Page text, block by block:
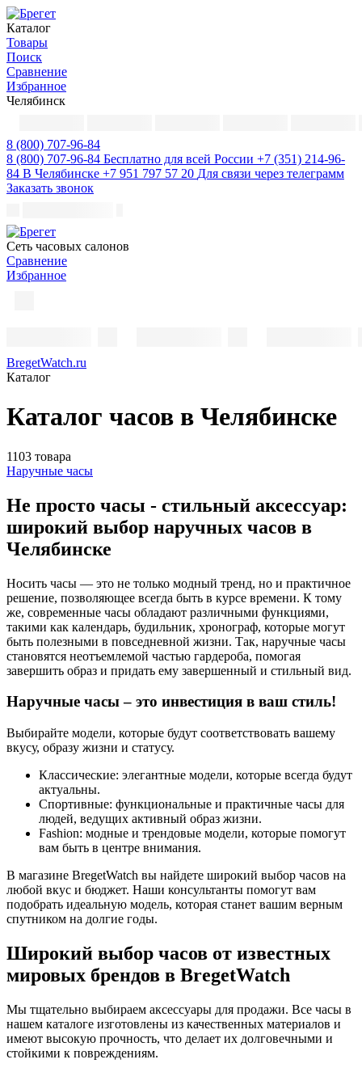
Каталог
Товары
Поиск
Сравнение
Избранное
Челябинск
8 (800) 707-96-84
8 (800) 707-96-84 Бесплатно для всей России +7 (351) 214-96-
84 В Челябинске +7 951 797 57 20 Для связи через телеграмм
Заказать звонок
Cеть часовых салонов
Сравнение
Избранное
BregetWatch.ru
Каталог
Каталог часов в Челябинске
1103 товара
Наручные часы
Не просто часы - стильный аксессуар:
широкий выбор наручных часов в
Челябинске
Носить часы — это не только модный тренд, но и практичное
решение, позволяющее всегда быть в курсе времени. К тому
же, современные часы обладают различными функциями,
такими как календарь, будильник, хронограф, которые могут
быть полезными в повседневной жизни. Так, наручные часы
становятся неотъемлемой частью гардероба, помогая
завершить образ и придать ему завершенный и стильный вид.
Наручные часы – это инвестиция в ваш стиль!
Выбирайте модели, которые будут соответствовать вашему
вкусу, образу жизни и статусу.
Классические: элегантные модели, которые всегда будут
актуальны.
Спортивные: функциональные и практичные часы для
людей, ведущих активный образ жизни.
Fashion: модные и трендовые модели, которые помогут
вам быть в центре внимания.
В магазине BregetWatch вы найдете широкий выбор часов на
любой вкус и бюджет. Наши консультанты помогут вам
подобрать идеальную модель, которая станет вашим верным
спутником на долгие годы.
Широкий выбор часов от известных
мировых брендов в BregetWatch
Мы тщательно выбираем аксессуары для продажи. Все часы в
нашем каталоге изготовлены из качественных материалов и
имеют высокую прочность, что делает их долговечными и
стойкими к повреждениям.